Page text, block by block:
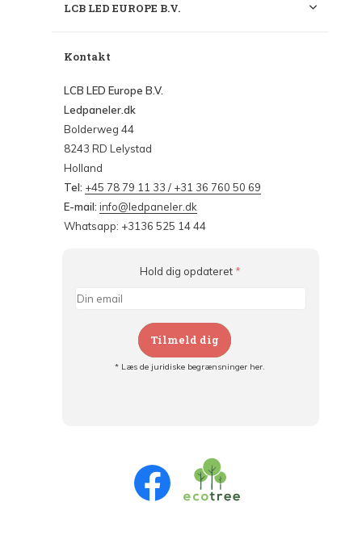
LCB LED EUROPE B.V.
Kontakt
LCB LED Europe B.V.
Ledpaneler.dk
Bolderweg 44
8243 RD Lelystad
Holland
Tel: +45 78 79 11 33 / +31 36 760 50 69
E-mail: info@ledpaneler.dk
Whatsapp: +3136 525 14 44
Hold dig opdateret *
Tilmeld dig
* Læs de juridiske begrænsninger her.